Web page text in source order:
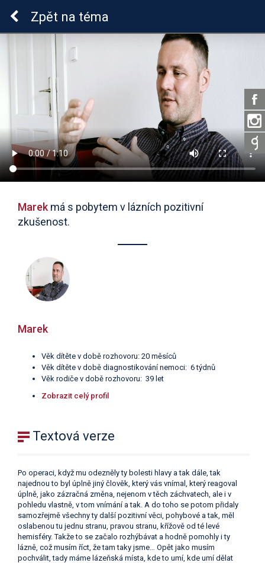
Epilepsie u dětí
Zpět na téma
Marek má s pobytem v lázních pozitivní
zkušenost.
Marek
Věk dítěte v době rozhovoru: 20 měsíců
Věk dítěte v době diagnostikování nemoci: 6 týdnů
Věk rodiče v době rozhovoru: 39 let
Zobrazit celý profil
Textová verze
Po operaci, když mu odezněly ty bolesti hlavy a tak dále, tak
najednou to byl úplně jiný člověk, který vás vnímal, který reagoval
úplně, jako zázračná změna, nejenom v těch záchvatech, ale i v
pohledu vlastně, v tom vnímání a tak. A do toho se potom přidaly
samozřejmě všechny ty další pozitivní věci, pohybové a tak, měl
oslabenou tu jednu stranu, pravou stranu, křížově od té levé
hemisféry. Takže to se začalo rozhýbávat a hodně pomohly i ty
lázně, což musím říct, že tam taky jsme… Opět jako musím
pochválit, tady máme lázeňská místa, kde to umí, kde umí dělat